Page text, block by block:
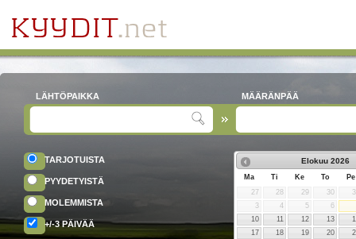
LÄHTÖPAIKKA MÄÄRÄNPÄÄ
TARJOTUISTA
PYYDETYISTÄ
MOLEMMISTA
+/-3 PÄIVÄÄ
Elokuu 2026
Ma Ti Ke To
Pe
27
28 29 30
3
4 5
6
10
11 12 13
17
18 19 20